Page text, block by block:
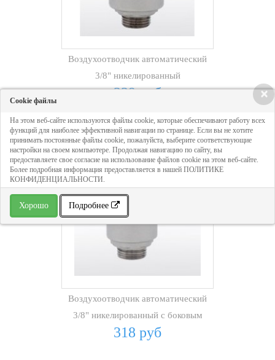
Воздухоотводчик автоматический
3/8" никелированный
339 руб
Воздухоотводчик автоматический
3/8" никелированный с боковым
спуском
318 руб
×
Cookie файлы
На этом веб-сайте используются файлы cookie, которые обеспечивают работу всех
функций для наиболее эффективной навигации по странице. Если вы не хотите
принимать постоянные файлы cookie, пожалуйста, выберите соответствующие
настройки на своем компьютере. Продолжая навигацию по сайту, вы
предоставляете свое согласие на использование файлов cookie на этом веб-сайте.
Более подробная информация предоставляется в нашей ПОЛИТИКЕ
КОНФИДЕНЦИАЛЬНОСТИ.
Хорошо Подробнее